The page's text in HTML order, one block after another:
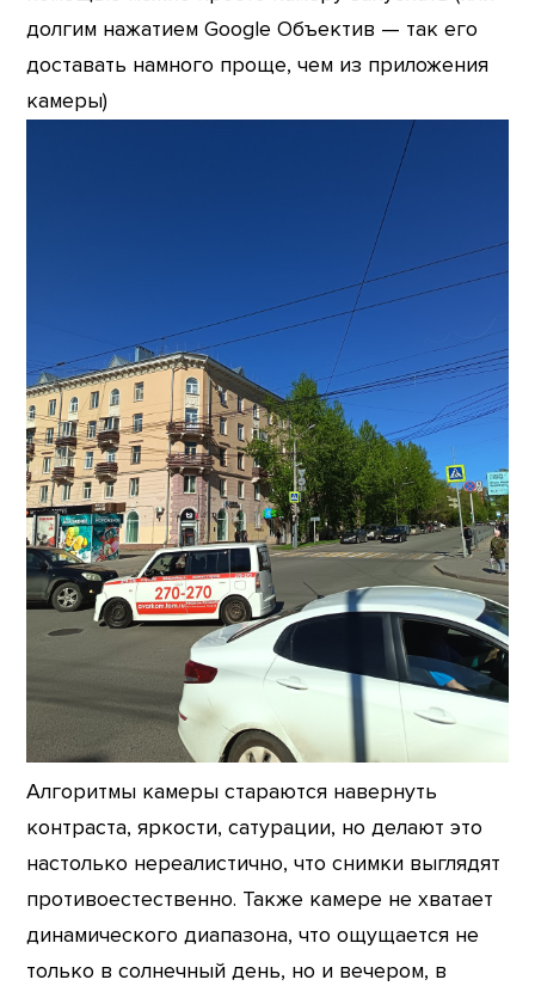
долгим нажатием Google Объектив — так его
доставать намного проще, чем из приложения
камеры)
Алгоритмы камеры стараются навернуть
контраста, яркости, сатурации, но делают это
настолько нереалистично, что снимки выглядят
противоестественно. Также камере не хватает
динамического диапазона, что ощущается не
только в солнечный день, но и вечером, в